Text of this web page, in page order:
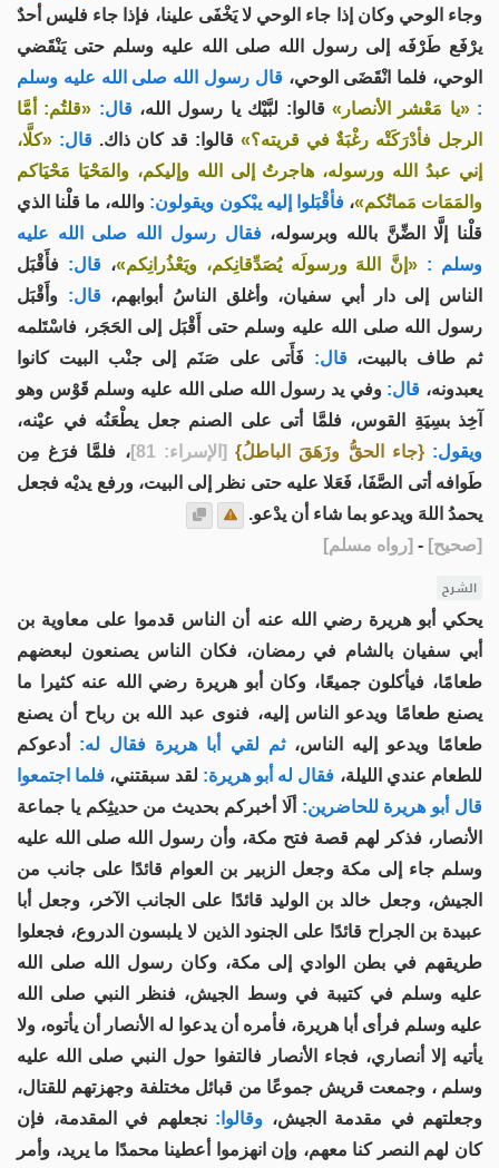
وجاء الوحي وكان إذا جاء الوحي لا يَخْفَى علينا، فإذا جاء فليس أحدٌ
يرْفَع طَرْفَه إلى رسول الله صلى الله عليه وسلم حتى يَنْقَضي
الوحي، فلما انْقَضَى الوحي، قال رسول الله صلى الله عليه وسلم
: «يا مَعْشر الأنصار» قالوا: لبَّيْك يا رسول الله، قال: «قلتُم: أمَّا
الرجل فأدْرَكَتْه رغْبَةٌ في قريته؟» قالوا: قد كان ذاك. قال: «كلَّا،
إني عبدُ الله ورسوله، هاجرتُ إلى الله وإليكم، والمَحْيَا مَحْيَاكم
والمَمَات مَماتُكم»، فأقْبَلوا إليه يبْكون ويقولون: والله، ما قلْنا الذي
قلْنا إلَّا الضِّنَّ بالله وبرسوله، فقال رسول الله صلى الله عليه
وسلم : «إنَّ اللهَ ورسولَه يُصَدِّقانِكم، ويَعْذُرانِكم»، قال: فأَقْبَل
الناس إلى دار أبي سفيان، وأغلق الناسُ أبوابهم، قال: وأَقْبَل
رسول الله صلى الله عليه وسلم حتى أَقْبَل إلى الحَجَر، فاسْتَلمه
ثم طاف بالبيت، قال: فَأَتى على صَنَم إلى جنْب البيت كانوا
يعبدونه، قال: وفي يد رسول الله صلى الله عليه وسلم قَوْس وهو
آخِذ بسِيَةِ القوس، فلمَّا أتى على الصنم جعل يطْعَنُه في عيْنه،
ويقول: {جاء الحقُّ وزَهَقَ الباطلُ} [الإسراء: 81]
، فلمَّا فرَغ مِن
طَوافه أتى الصَّفَا، فَعَلا عليه حتى نظر إلى البيت، ورفع يديْه فجعل
يحمدُ اللهَ ويدعو بما شاء أن يدْعو.
[صحيح]
-
[رواه مسلم]
الشرح
يحكي أبو هريرة رضي الله عنه أن الناس قدموا على معاوية بن
أبي سفيان بالشام في رمضان، فكان الناس يصنعون لبعضهم
طعامًا، فيأكلون جميعًا، وكان أبو هريرة رضي الله عنه كثيرا ما
يصنع طعامًا ويدعو الناس إليه، فنوى عبد الله بن رباح أن يصنع
طعامًا ويدعو إليه الناس، ثم لقي أبا هريرة فقال له: أدعوكم
للطعام عندي الليلة، فقال له أبو هريرة: لقد سبقتني، فلما اجتمعوا
قال أبو هريرة للحاضرين: ألَا أخبركم بحديث من حديثِكم يا جماعة
الأنصار، فذكر لهم قصة فتح مكة، وأن رسول الله صلى الله عليه
وسلم جاء إلى مكة وجعل الزبير بن العوام قائدًا على جانب من
الجيش، وجعل خالد بن الوليد قائدًا على الجانب الآخر، وجعل أبا
عبيدة بن الجراح قائدًا على الجنود الذين لا يلبسون الدروع، فجعلوا
طريقهم في بطن الوادي إلى مكة، وكان رسول الله صلى الله
عليه وسلم في كتيبة في وسط الجيش، فنظر النبي صلى الله
عليه وسلم فرأى أبا هريرة، فأمره أن يدعوا له الأنصار أن يأتوه، ولا
يأتيه إلا أنصاري، فجاء الأنصار فالتفوا حول النبي صلى الله عليه
وسلم ، وجمعت قريش جموعًا من قبائل مختلفة وجهزتهم للقتال،
وجعلتهم في مقدمة الجيش، وقالوا: نجعلهم في المقدمة، فإن
كان لهم النصر كنا معهم، وإن انهزموا أعطينا محمدًا ما يريد، وأمر